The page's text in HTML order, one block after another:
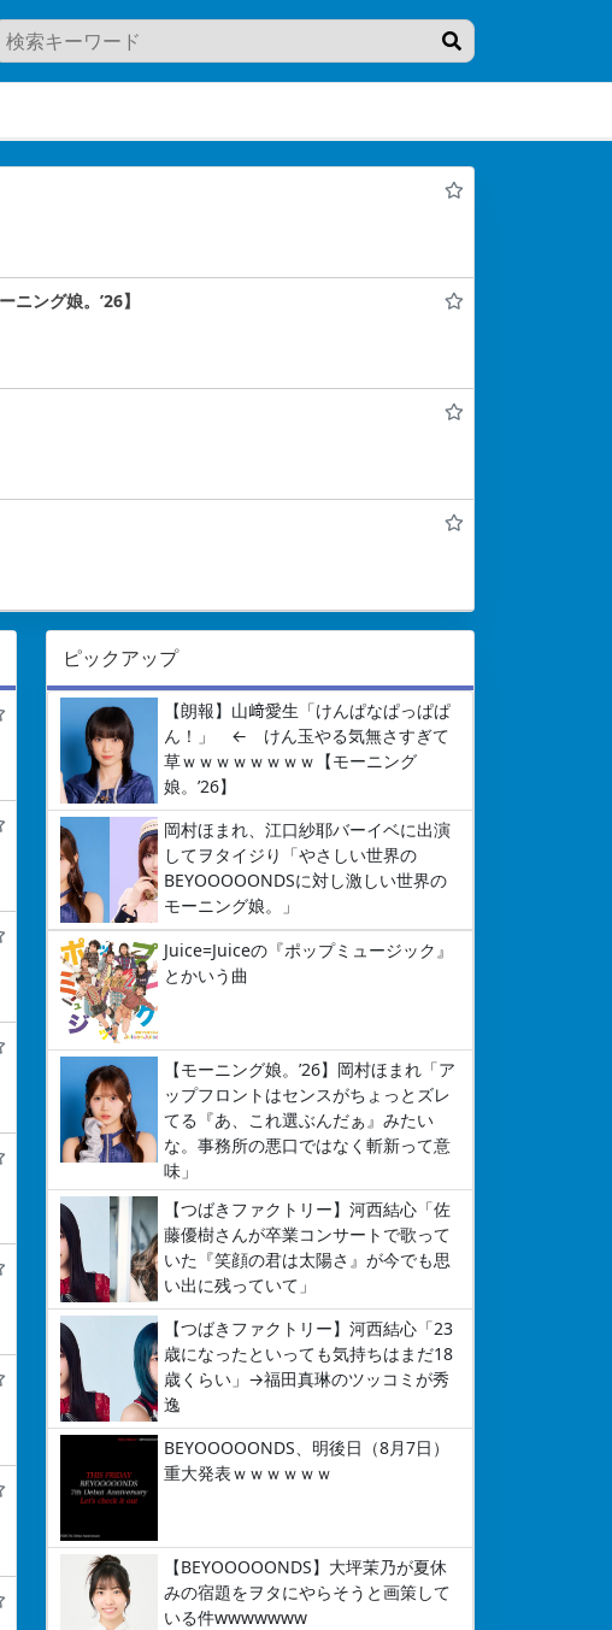
ング娘。’26】
ピックアップ
【朗報】山﨑愛生「けんぱなぱっぱぱ
ん！」 ← けん玉やる気無さすぎて
草ｗｗｗｗｗｗｗｗ【モーニング
娘。’26】
岡村ほまれ、江口紗耶バーイベに出演
してヲタイジり「やさしい世界の
BEYOOOOONDSに対し激しい世界の
モーニング娘。」
Juice=Juiceの『ポップミュージック』
とかいう曲
【モーニング娘。’26】岡村ほまれ「ア
ップフロントはセンスがちょっとズレ
てる『あ、これ選ぶんだぁ』みたい
な。事務所の悪口ではなく斬新って意
味」
【つばきファクトリー】河西結心「佐
藤優樹さんが卒業コンサートで歌って
いた『笑顔の君は太陽さ』が今でも思
い出に残っていて」
【つばきファクトリー】河西結心「23
歳になったといっても気持ちはまだ18
歳くらい」→福田真琳のツッコミが秀
逸
BEYOOOOONDS、明後日（8月7日）
重大発表ｗｗｗｗｗｗ
【BEYOOOOONDS】大坪茉乃が夏休
みの宿題をヲタにやらそうと画策して
いる件wwwwwww